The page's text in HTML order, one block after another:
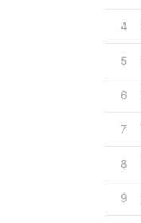
4
5
6
7
8
9